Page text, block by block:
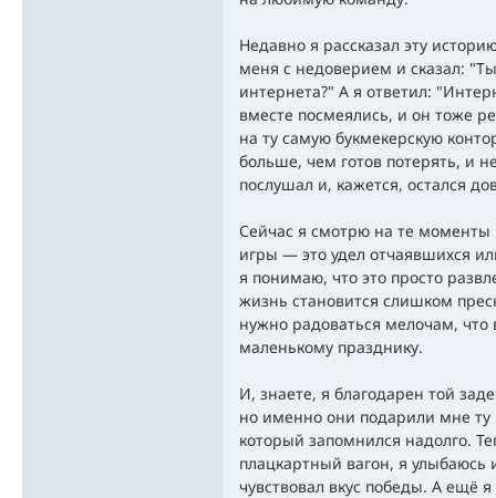
Недавно я рассказал эту
меня с недоверием и сказал:
интернета?" А я ответил:
вместе посмеялись, и он тоже
на ту самую букмекерскую
больше, чем готов потерять, и
послушал и, кажется, остался
Сейчас я смотрю на те
игры — это удел отчаявшихся
я понимаю, что это просто
жизнь становится слишком
нужно радоваться мелочам,
маленькому празднику.
И, знаете, я благодарен той
но именно они подарили мне ту
который запомнился надолго.
плацкартный вагон, я улыбаюсь
чувствовал вкус победы. А ещё я